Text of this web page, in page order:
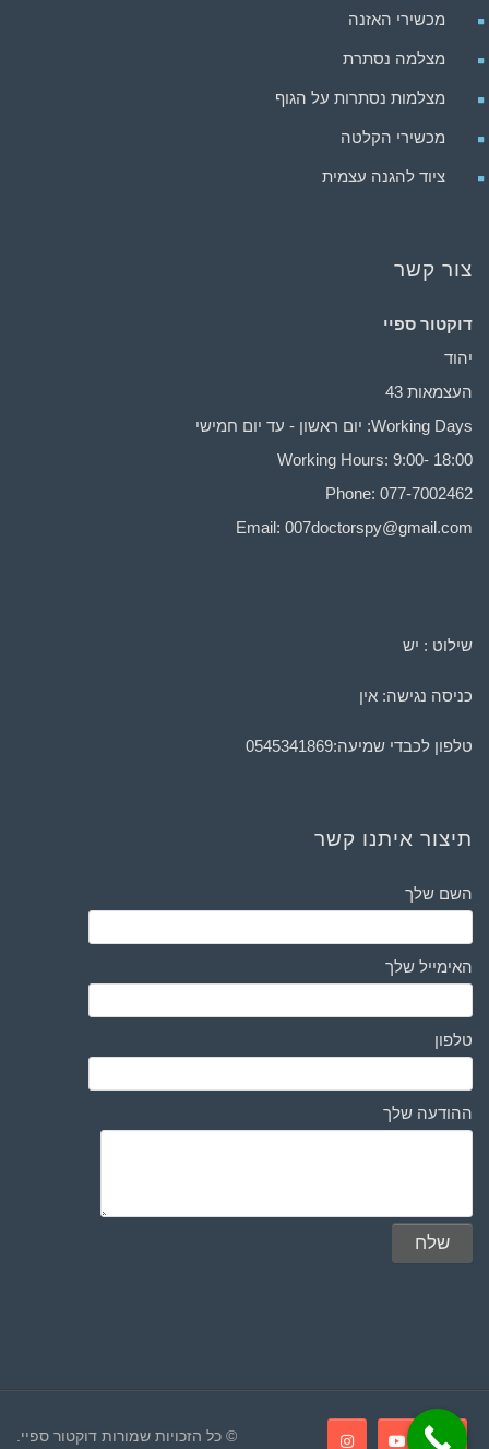
מכשירי האזנה
מצלמה נסתרת
מצלמות נסתרות על הגוף
מכשירי הקלטה
ציוד להגנה עצמית
צור קשר
דוקטור ספיי
יהוד
העצמאות 43
Working Days: יום ראשון - עד יום חמישי
Working Hours: 9:00- 18:00
Phone: 077-7002462
Email: 007doctorspy@gmail.com
שילוט : יש
כניסה נגישה: אין
טלפון לכבדי שמיעה:0545341869
תיצור איתנו קשר
השם שלך
האימייל שלך
טלפון
ההודעה שלך
© כל הזכויות שמורות דוקטור ספיי.